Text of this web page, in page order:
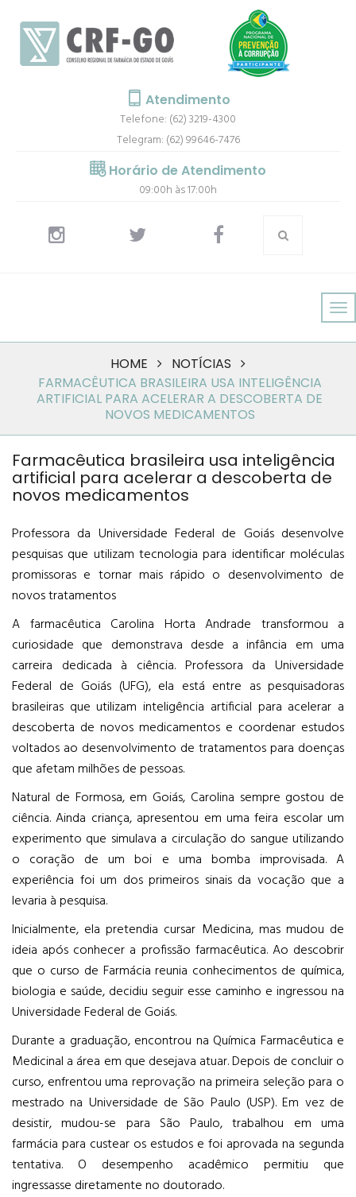
Atendimento
Telefone: (62) 3219-4300
Telegram: (62) 99646-7476
Horário de Atendimento
09:00h às 17:00h
HOME
NOTÍCIAS
FARMACÊUTICA BRASILEIRA USA INTELIGÊNCIA
ARTIFICIAL PARA ACELERAR A DESCOBERTA DE
NOVOS MEDICAMENTOS
Farmacêutica brasileira usa inteligência
artificial para acelerar a descoberta de
novos medicamentos
Professora da Universidade Federal de Goiás desenvolve
pesquisas que utilizam tecnologia para identificar moléculas
promissoras e tornar mais rápido o desenvolvimento de
novos tratamentos
A farmacêutica Carolina Horta Andrade transformou a
curiosidade que demonstrava desde a infância em uma
carreira dedicada à ciência. Professora da Universidade
Federal de Goiás (UFG), ela está entre as pesquisadoras
brasileiras que utilizam inteligência artificial para acelerar a
descoberta de novos medicamentos e coordenar estudos
voltados ao desenvolvimento de tratamentos para doenças
que afetam milhões de pessoas.
Natural de Formosa, em Goiás, Carolina sempre gostou de
ciência. Ainda criança, apresentou em uma feira escolar um
experimento que simulava a circulação do sangue utilizando
o coração de um boi e uma bomba improvisada. A
experiência foi um dos primeiros sinais da vocação que a
levaria à pesquisa.
Inicialmente, ela pretendia cursar Medicina, mas mudou de
ideia após conhecer a profissão farmacêutica. Ao descobrir
que o curso de Farmácia reunia conhecimentos de química,
biologia e saúde, decidiu seguir esse caminho e ingressou na
Universidade Federal de Goiás.
Durante a graduação, encontrou na Química Farmacêutica e
Medicinal a área em que desejava atuar. Depois de concluir o
curso, enfrentou uma reprovação na primeira seleção para o
mestrado na Universidade de São Paulo (USP). Em vez de
desistir, mudou-se para São Paulo, trabalhou em uma
farmácia para custear os estudos e foi aprovada na segunda
tentativa. O desempenho acadêmico permitiu que
ingressasse diretamente no doutorado.